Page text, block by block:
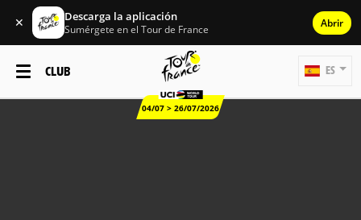
✕ Descarga la aplicación
Sumérgete en el Tour de France Abrir
CLUB
04/07 > 26/07/2026
ES